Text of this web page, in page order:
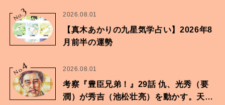
No.3 2026.08.01
【真木あかりの九星気学占い】2026年8
月前半の運勢
No.4 2026.08.01
考察『豊臣兄弟！』29話 仇、光秀（要
潤）が秀吉（池松壮亮）を動かす。天下